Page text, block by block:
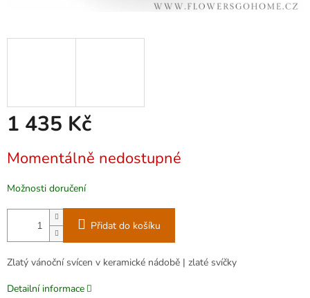
1 435 Kč
cena:
Momentálně nedostupné
Možnosti doručení
Přidat do košíku
Zlatý vánoční svícen v keramické nádobě | zlaté svíčky
Detailní informace